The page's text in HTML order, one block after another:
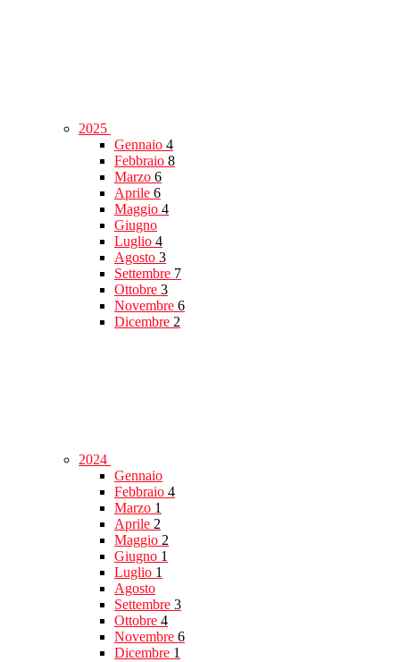
2025
Gennaio 4
Febbraio 8
Marzo 6
Aprile 6
Maggio 4
Giugno
Luglio 4
Agosto 3
Settembre 7
Ottobre 3
Novembre 6
Dicembre 2
2024
Gennaio
Febbraio 4
Marzo 1
Aprile 2
Maggio 2
Giugno 1
Luglio 1
Agosto
Settembre 3
Ottobre 4
Novembre 6
Dicembre 1